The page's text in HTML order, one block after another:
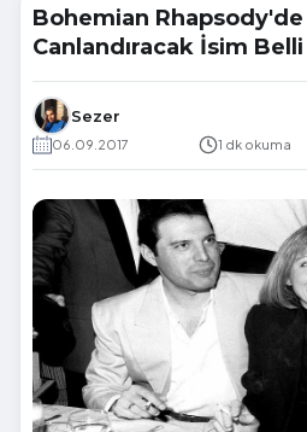
Bohemian
Canlandıracak İsim
Sezer
06.09.2017 1 dk okuma